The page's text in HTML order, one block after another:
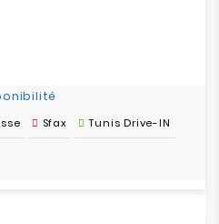
Sfax Tunis Drive-IN